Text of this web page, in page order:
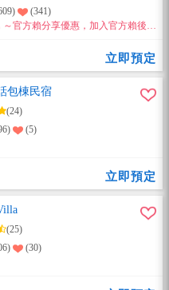
(341)
～官方賴分享優惠，加入官方賴後分
立即預定
包棟民宿
(24)
(5)
立即預定
(25)
(30)